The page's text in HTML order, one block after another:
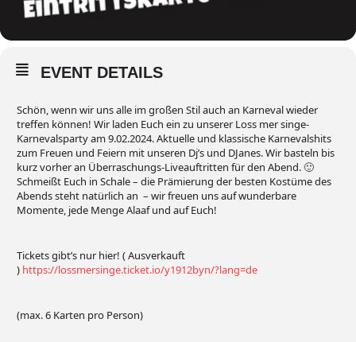
EVENT DETAILS
Schön, wenn wir uns alle im großen Stil auch an Karneval wieder
treffen können! Wir laden Euch ein zu unserer Loss mer singe-
Karnevalsparty am 9.02.2024. Aktuelle und klassische Karnevalshits
zum Freuen und Feiern mit unseren Dj’s und DJanes. Wir basteln bis
kurz vorher an Überraschungs-Liveauftritten für den Abend. 🙂
Schmeißt Euch in Schale – die Prämierung der besten Kostüme des
Abends steht natürlich an – wir freuen uns auf wunderbare
Momente, jede Menge Alaaf und auf Euch!
Tickets gibt’s nur hier! ( Ausverkauft
) https://lossmersinge.ticket.io/y1912byn/?lang=de
(max. 6 Karten pro Person)